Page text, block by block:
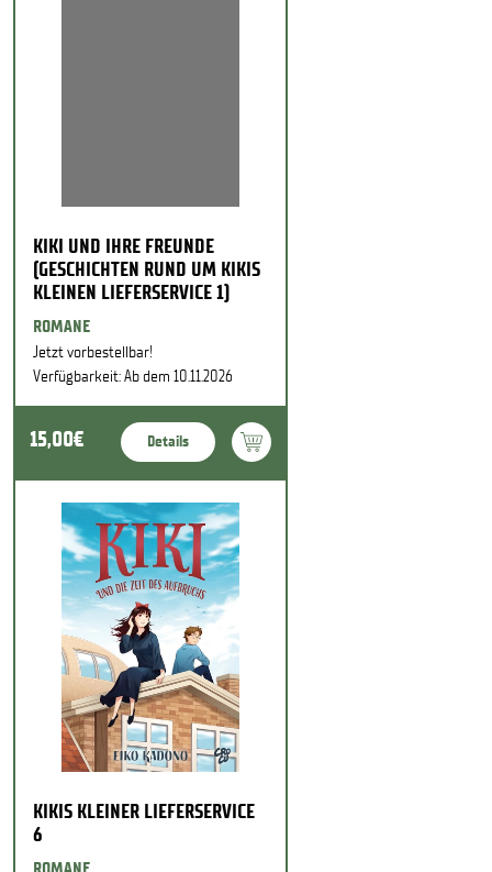
KIKI UND IHRE FREUNDE
(GESCHICHTEN RUND UM KIKIS
KLEINEN LIEFERSERVICE 1)
ROMANE
Jetzt vorbestellbar!
Verfügbarkeit: Ab dem 10.11.2026
15,00€ Details
KIKIS KLEINER LIEFERSERVICE
6